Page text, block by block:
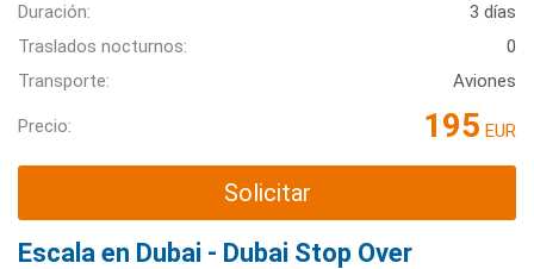
Duración:
3 días
Traslados nocturnos:
0
Transporte:
Aviones
Precio: 195 EUR
Solicitar
Escala en Dubai - Dubai Stop Over